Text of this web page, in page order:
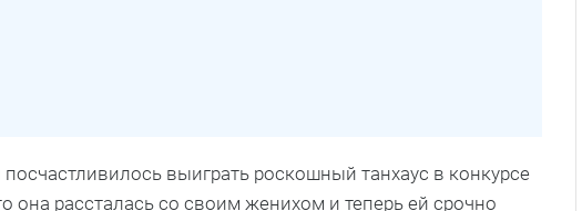
выиграть роскошный танхаус в конкурсе
рассталась со своим женихом и теперь ей срочно